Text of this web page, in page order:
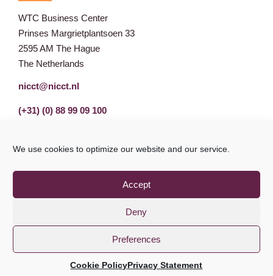
We use cookies to optimize our website and our service.
Accept
Deny
Preferences
Cookie PolicyPrivacy Statement
WTC Business Center
Prinses Margrietplantsoen 33
2595 AM The Hague
The Netherlands
nicct@nicct.nl
(+31) (0) 88 99 09 100
Privacy StatementGDPR
Disclaimer
© NICCT 2021